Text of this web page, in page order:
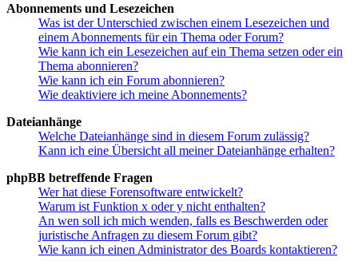
Abonnements und Lesezeichen
Was ist der Unterschied zwischen einem Lesezeichen und
einem Abonnements für ein Thema oder Forum?
Wie kann ich ein Lesezeichen auf ein Thema setzen oder ein
Thema abonnieren?
Wie kann ich ein Forum abonnieren?
Wie deaktiviere ich meine Abonnements?
Dateianhänge
Welche Dateianhänge sind in diesem Forum zulässig?
Kann ich eine Übersicht all meiner Dateianhänge erhalten?
phpBB betreffende Fragen
Wer hat diese Forensoftware entwickelt?
Warum ist Funktion x oder y nicht enthalten?
An wen soll ich mich wenden, falls es Beschwerden oder
juristische Anfragen zu diesem Forum gibt?
Wie kann ich einen Administrator des Boards kontaktieren?